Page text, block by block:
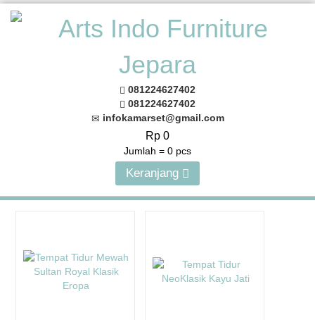
081224627402
081224627402
infokamarset@gmail.com
Rp 0
Jumlah = 0 pcs
Keranjang